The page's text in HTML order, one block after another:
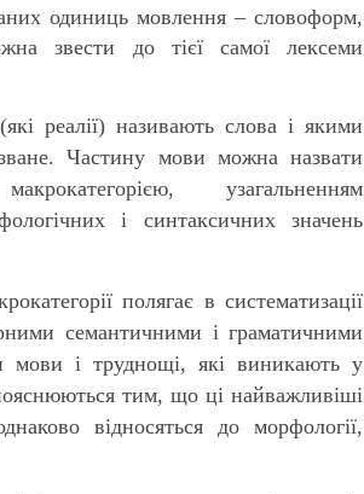
одиниць мовлення – словоформ,
звести до тієї самої лексеми
реалії) називають слова і якими
Частину мови можна назвати
узагальненням
і синтаксичних значень
полягає в систематизації
семантичними і граматичними
мови і труднощі, які виникають у
тим, що ці найважливіші
відносяться до морфології,